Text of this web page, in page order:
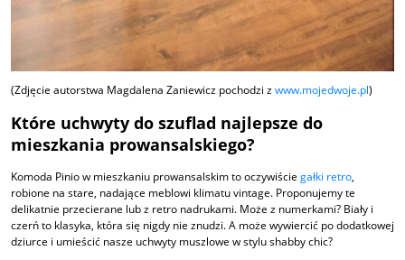
(Zdjęcie autorstwa Magdalena Zaniewicz pochodzi zwww.mojedwoje.pl)
Które uchwyty do szuflad najlepsze do
mieszkania prowansalskiego?
Komoda Pinio w mieszkaniu prowansalskim to oczywiście gałki retro,
robione na stare, nadające meblowi klimatu vintage. Proponujemy te
delikatnie przecierane lub z retro nadrukami. Może z numerkami? Biały i
czerń to klasyka, która się nigdy nie znudzi. A może wywiercić po dodatkowej
dziurce i umieścić nasze uchwyty muszlowe w stylu shabby chic?